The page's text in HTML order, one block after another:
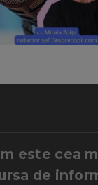
este cea
de